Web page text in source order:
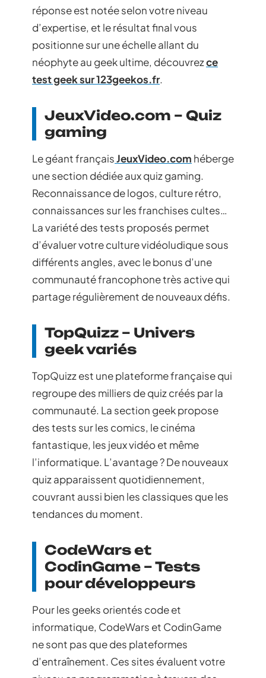
réponse est notée selon votre niveau
d’expertise, et le résultat final vous
positionne sur une échelle allant du
néophyte au geek ultime, découvrezce
test geek sur 123geekos.fr.
JeuxVideo.com – Quiz
gaming
Le géant françaisJeuxVideo.com héberge
une section dédiée aux quiz gaming.
Reconnaissance de logos, culture rétro,
connaissances sur les franchises cultes…
La variété des tests proposés permet
d’évaluer votre culture vidéoludique sous
différents angles, avec le bonus d’une
communauté francophone très active qui
partage régulièrement de nouveaux défis.
TopQuizz – Univers
geek variés
TopQuizz est une plateforme française qui
regroupe des milliers de quiz créés par la
communauté. La section geek propose
des tests sur les comics, le cinéma
fantastique, les jeux vidéo et même
l’informatique. L’avantage ? De nouveaux
quiz apparaissent quotidiennement,
couvrant aussi bien les classiques que les
tendances du moment.
CodeWars et
CodinGame – Tests
pour développeurs
Pour les geeks orientés code et
informatique, CodeWars et CodinGame
ne sont pas que des plateformes
d’entraînement. Ces sites évaluent votre